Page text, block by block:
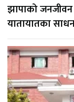
झापाको
यातायातका